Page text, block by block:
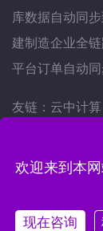
库数据自动同
建制造企业全
平台订单自动
友链： 云中计算
站
欢迎来到本
现在咨询